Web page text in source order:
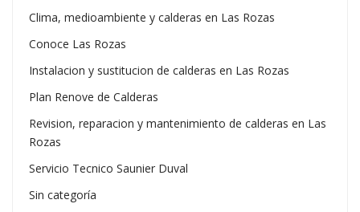
Clima, medioambiente y calderas en Las Rozas
Conoce Las Rozas
Instalacion y sustitucion de calderas en Las Rozas
Plan Renove de Calderas
Revision, reparacion y mantenimiento de calderas en Las
Rozas
Servicio Tecnico Saunier Duval
Sin categoría